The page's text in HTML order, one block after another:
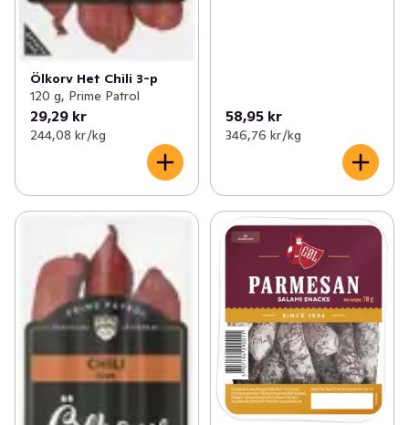
Ölkorv Het Chili 3-p
120 g, Prime Patrol
29,29 kr
244,08 kr /kg
58,95 kr
346,76 kr /kg